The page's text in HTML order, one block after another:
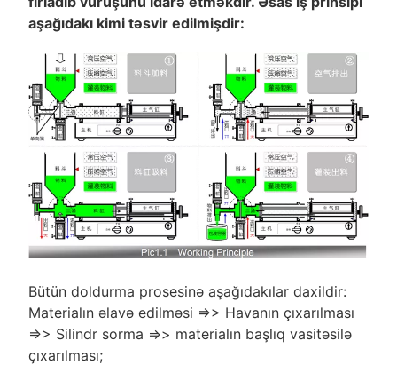
aşağıdakı kimi təsvir edilmişdir:
Bütün doldurma prosesinə aşağıdakılar daxildir:
Materialın əlavə edilməsi =>> Havanın çıxarılması
=>> Silindr sorma =>> materialın başlıq vasitəsilə
çıxarılması;